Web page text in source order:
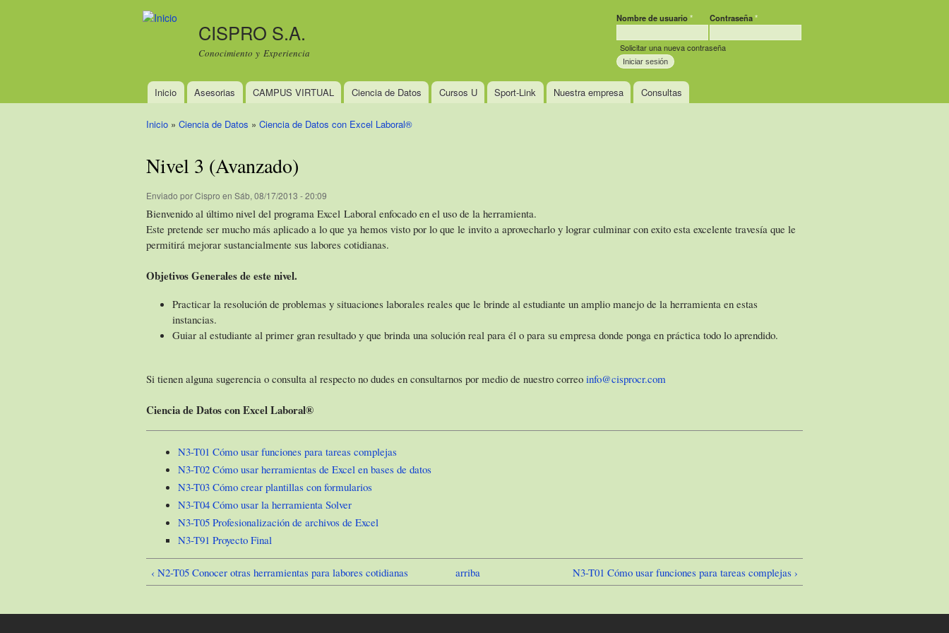
CISPRO S.A.
Conocimiento y Experiencia
Suscriptores
Nombre de usuario* Contraseña*
Solicitar una nueva contraseña
Menú principal
Inicio Asesorias CAMPUS VIRTUAL Ciencia de Datos Cursos U Sport-Link Nuestra empresa Consultas
Inicio » Ciencia de Datos » Ciencia de Datos con Excel Laboral®
Nivel 3 (Avanzado)
Enviado porCispro en Sáb, 08/17/2013 - 20:09
Bienvenido al último nivel del programa Excel Laboral enfocado en el uso de la herramienta.
Este pretende ser mucho más aplicado a lo que ya hemos visto por lo que le invito a aprovecharlo y lograr culminar con exito esta excelente travesía que le
permitirá mejorar sustancialmente sus labores cotidianas.
Objetivos Generales de este nivel.
Practicar la resolución de problemas y situaciones laborales reales que le brinde al estudiante un amplio manejo de la herramienta en estas
instancias.
Guiar al estudiante al primer gran resultado y que brinda una solución real para él o para su empresa donde ponga en práctica todo lo aprendido.
Si tienen alguna sugerencia o consulta al respecto no dudes en consultarnos por medio de nuestro correo info@cisprocr.com
Ciencia de Datos con Excel Laboral®
N3-T01 Cómo usar funciones para tareas complejas
N3-T02 Cómo usar herramientas de Excel en bases de datos
N3-T03 Cómo crear plantillas con formularios
N3-T04 Cómo usar la herramienta Solver
N3-T05 Profesionalización de archivos de Excel
N3-T91 Proyecto Final
‹ N2-T05 Conocer otras herramientas para labores cotidianas arriba N3-T01 Cómo usar funciones para tareas complejas ›